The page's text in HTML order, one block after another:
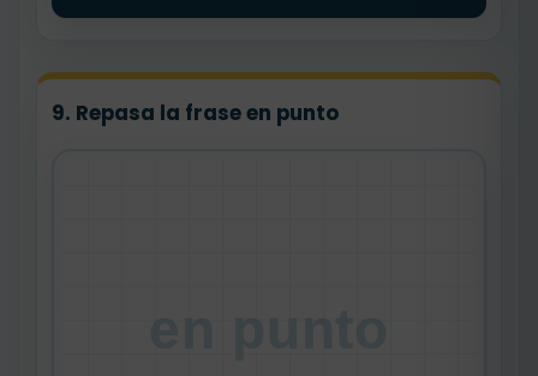
9. Repasa la frase en punto